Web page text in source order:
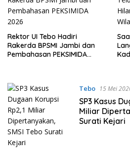
Rektor UI Tebo Hadiri
Rakerda BPSMI Jambi dan
Pembahasan PEKSIMIDA
Tebo 15 Mei
SP3 Kasus
Miliar
Surati Kejari